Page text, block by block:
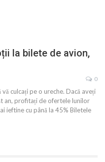
la bilete de avion,
0
culcați pe o ureche. Dacă aveți
an, profitați de ofertele lunilor
ieftine cu până la 45% Biletele